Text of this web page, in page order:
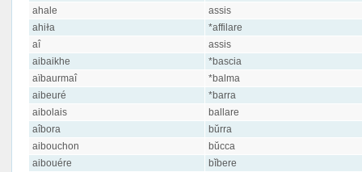
ahale
assis
ahiɫa
*affilare
aî
assis
aibaikhe
*bascia
aïbaurmaî
*balma
aibeuré
*barra
aibolais
ballare
aîbora
bŭrra
aibouchon
bŭcca
aibouére
bĭbere